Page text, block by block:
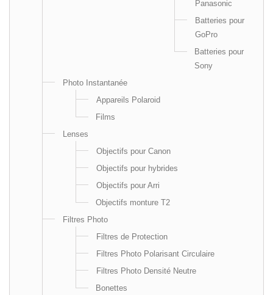
Panasonic
Batteries pour
GoPro
Batteries pour
Sony
Photo Instantanée
Appareils Polaroid
Films
Lenses
Objectifs pour Canon
Objectifs pour hybrides
Objectifs pour Arri
Objectifs monture T2
Filtres Photo
Filtres de Protection
Filtres Photo Polarisant Circulaire
Filtres Photo Densité Neutre
Bonettes